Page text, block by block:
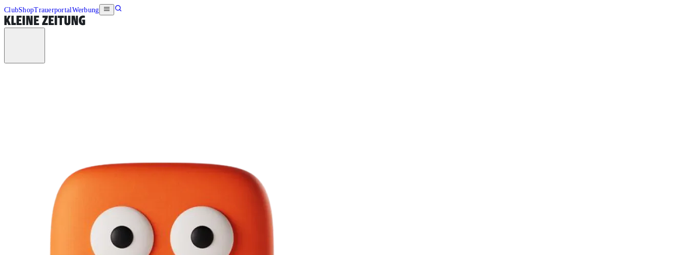
ClubShopTrauerportalWerbung